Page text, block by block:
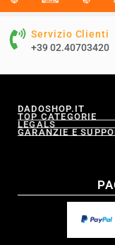
Servizio Clienti
+39 02.40703420
DADOSHOP.IT
TOP CATEGORIE
LEGALS
GARANZIE E